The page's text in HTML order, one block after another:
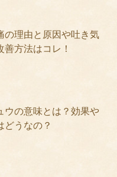
の理由と原因や吐き気
方法はコレ！
ウの意味とは？効果や
どうなの？